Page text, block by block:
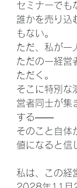
セミナーでも
誰かを売り込
もない。
ただ、私が一
ただの一経営
ただく。
そこに特別な
営者同士が集
する――
そのこと自体
値になると信
私は、この経